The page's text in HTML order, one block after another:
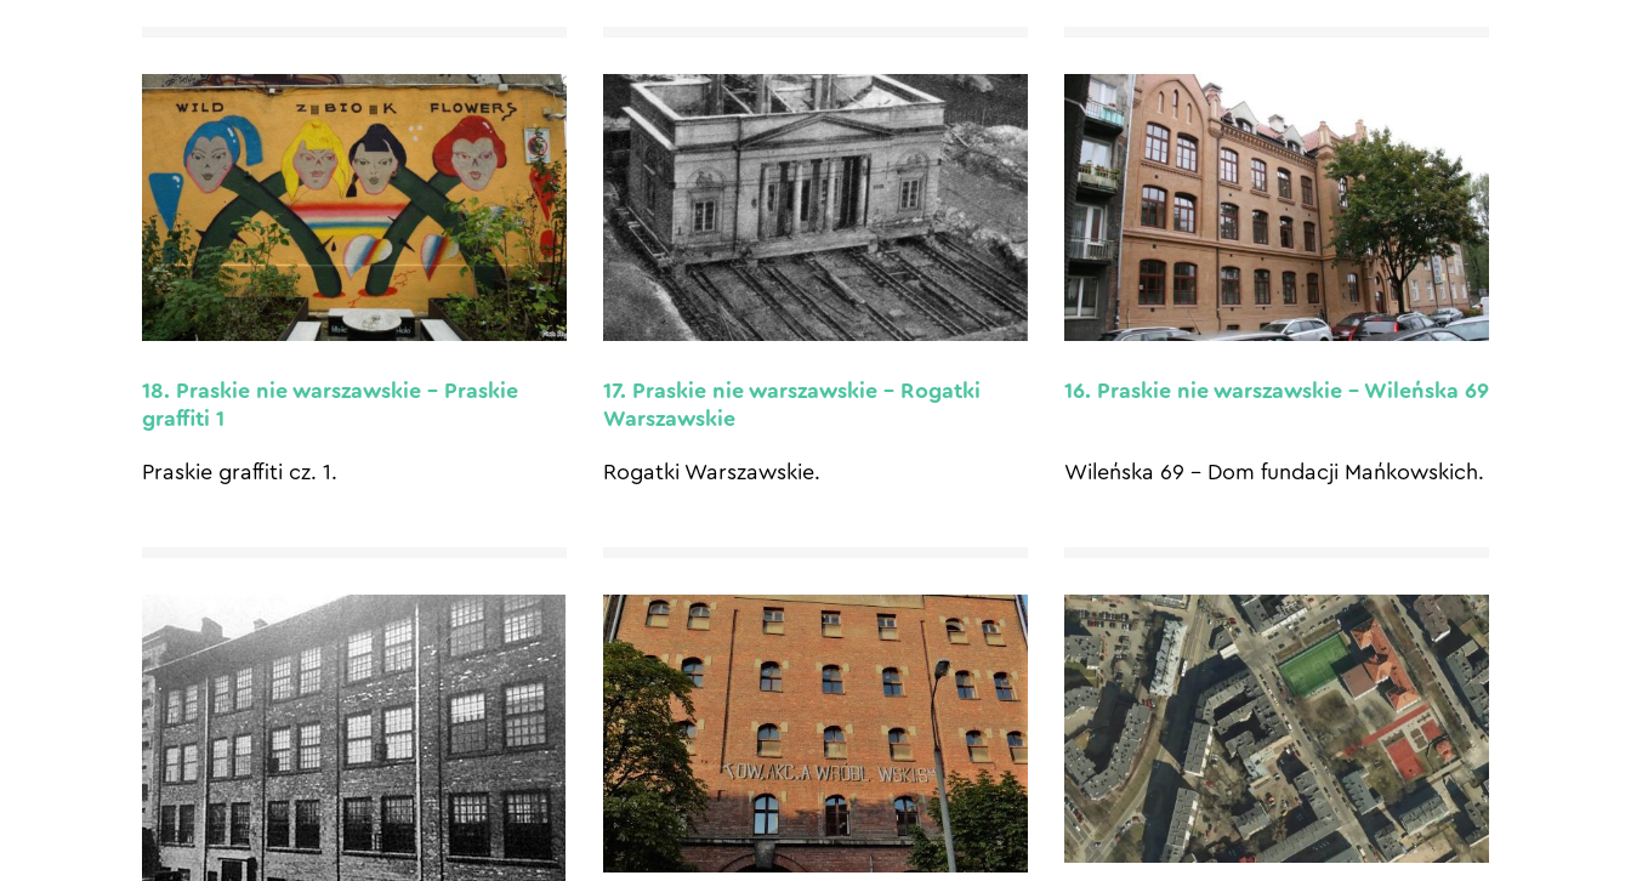
18. Praskie nie warszawskie – Praskie
graffiti 1
Praskie graffiti cz. 1.
17. Praskie nie warszawskie – Rogatki
Warszawskie
Rogatki Warszawskie.
16. Praskie nie warszawskie – Wileńska 69
Wileńska 69 – Dom fundacji Mańkowskich.